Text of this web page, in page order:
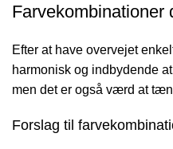
Farvekombinationer
Efter at have overvejet
harmonisk og indbydende
men det er også værd at
Forslag til